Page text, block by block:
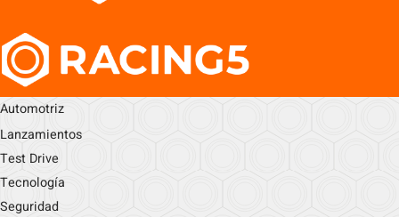
Automotriz
Lanzamientos
Test Drive
Tecnología
Seguridad